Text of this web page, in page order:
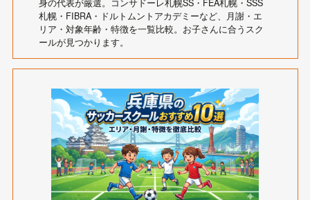
身の代表が厳選。コンサドーレ札幌SS・FEA札幌・SSS
札幌・FIBRA・ドルトムントアカデミーなど、月謝・エ
リア・対象年齢・特徴を一覧比較。お子さんに合うスク
ールが見つかります。